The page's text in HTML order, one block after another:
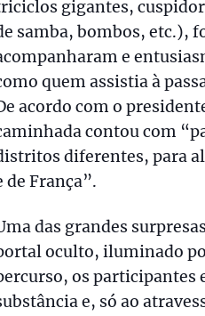
gigantes,
samba, bombos, etc.),
e
quem assistia à
acordo com o
contou com
diferentes, para
de França”.
das grandes
oculto, iluminado
os participantes
e, só ao